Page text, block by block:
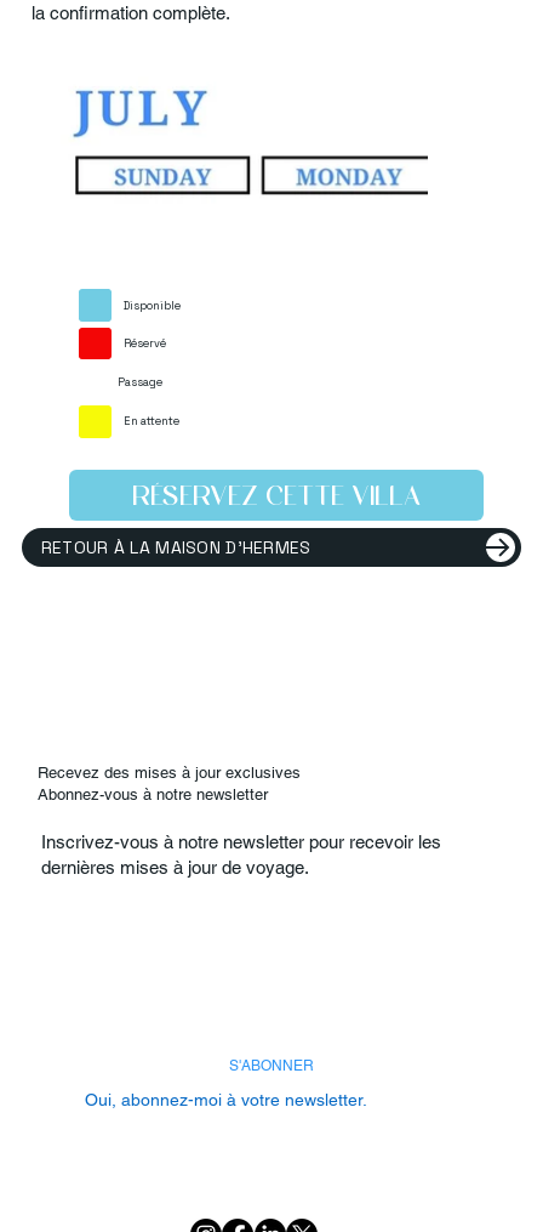
la confirmation complète.
Disponible
Réservé
Passage
En attente
RÉSERVEZ CETTE VILLA
RETOUR À LA MAISON D'HERMES
Recevez des mises à jour exclusives
Abonnez-vous à notre newsletter
Inscrivez-vous à notre newsletter pour recevoir les
dernières mises à jour de voyage.
S'ABONNER
Oui, abonnez-moi à votre newsletter.